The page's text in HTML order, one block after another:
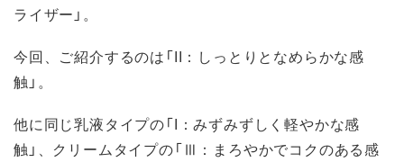
ライザー」。
今回、ご紹介するのは「II：しっとりとなめらかな感
触」。
他に同じ乳液タイプの「I：みずみずしく軽やかな感
触」、クリームタイプの「Ⅲ：まろやかでコクのある感